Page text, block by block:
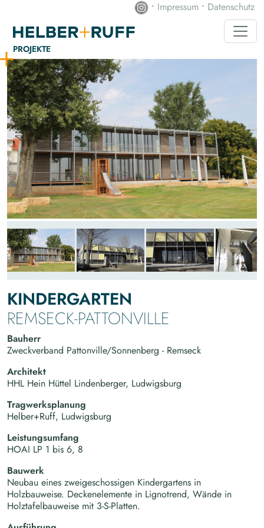
• Impressum • Datenschutz
PROJEKTE
KINDERGARTEN
REMSECK-PATTONVILLE
Bauherr
Zweckverband Pattonville/Sonnenberg - Remseck
Architekt
HHL Hein Hüttel Lindenberger, Ludwigsburg
Tragwerksplanung
Helber+Ruff, Ludwigsburg
Leistungsumfang
HOAI LP 1 bis 6, 8
Bauwerk
Neubau eines zweigeschossigen Kindergartens in
Holzbauweise. Deckenelemente in Lignotrend, Wände in
Holztafelbauweise mit 3-S-Platten.